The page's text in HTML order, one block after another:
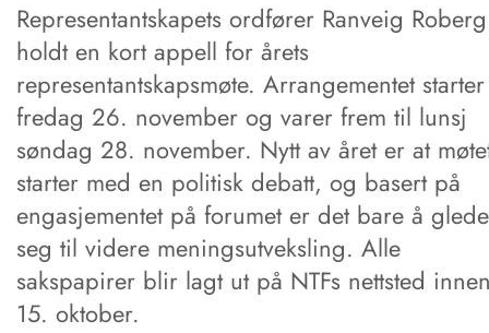
Representantskapets ordfører Ranveig Roberg
holdt en kort appell for årets
representantskapsmøte. Arrangementet starter
fredag 26. november og varer frem til lunsj
søndag 28. november. Nytt av året er at
starter med en politisk debatt, og basert på
engasjementet på forumet er det bare å glede
seg til videre meningsutveksling. Alle
sakspapirer blir lagt ut på NTFs nettsted
15. oktober.